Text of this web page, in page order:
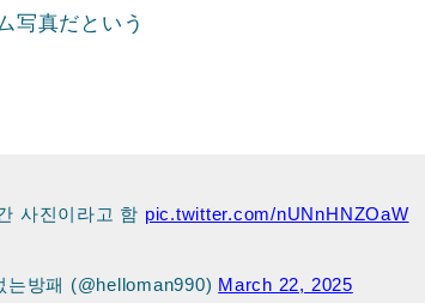
写真だという
사진이라고 함 pic.twitter.com/nUNnHNZOaW
방패 (@helloman990) March 22, 2025